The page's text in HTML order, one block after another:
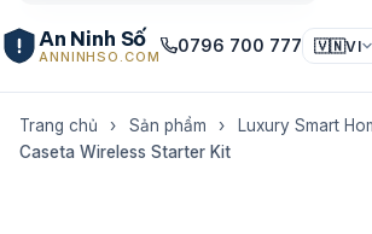
An Ninh Số
ANNINHSO.COM
0796 700 777 🇻🇳VI
Trang chủ › Sản phẩm › Luxury Smart
Caseta Wireless Starter Kit